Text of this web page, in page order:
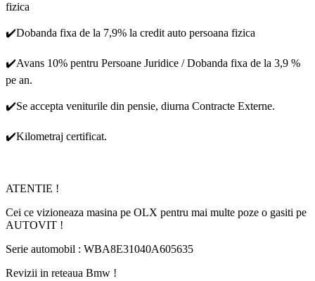
fizica
✔️Dobanda fixa de la 7,9% la credit auto persoana fizica
✔️Avans 10% pentru Persoane Juridice / Dobanda fixa de la 3,9 %
pe an.
✔️Se accepta veniturile din pensie, diurna Contracte Externe.
✔️Kilometraj certificat.
ATENTIE !
Cei ce vizioneaza masina pe OLX pentru mai multe poze o gasiti pe
AUTOVIT !
Serie automobil : WBA8E31040A605635
Revizii in reteaua Bmw !